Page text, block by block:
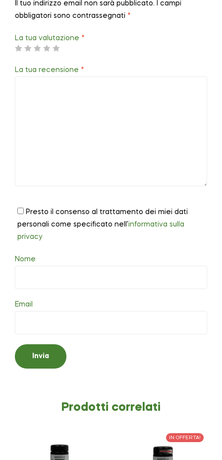
Il tuo indirizzo email non sarà pubblicato.
I campi
obbligatori sono contrassegnati *
La tua valutazione *
La tua recensione *
Presto il consenso al trattamento dei miei dati
personali come specificato nell'informativa sulla
privacy
Nome
Email
Prodotti correlati
IN OFFERTA!